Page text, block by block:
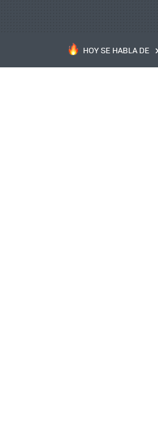
HOY SE HABLA DE